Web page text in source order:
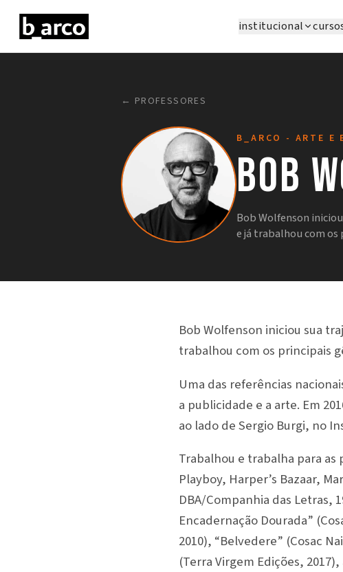
institucional
← PROFESSORES
B_ARCO - ARTE E
Bob
Bob Wolfenson
e já trabalhou com
Bob Wolfenson iniciou sua
trabalhou com os principais
Uma das referências
a publicidade e a arte. Em
ao lado de Sergio Burgi, no
Trabalhou e trabalha para as
Playboy, Harper’s Bazaar,
DBA/Companhia das Letras,
Encadernação Dourada”
2010), “Belvedere” (Cosac
(Terra Virgem Edições,